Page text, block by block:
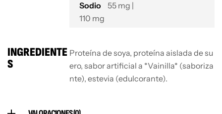
Sodio
55 mg |
110 mg
INGREDIENTE
S
Proteína de soya, proteína aislada de su
ero, sabor artificial a *Vainilla* (saboriza
nte), estevia (edulcorante).